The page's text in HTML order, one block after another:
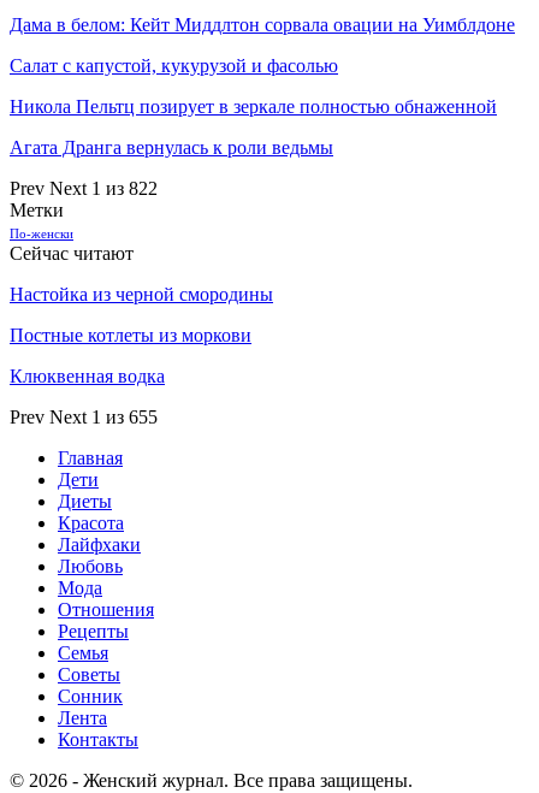
Дама в белом: Кейт Миддлтон сорвала овации на Уимблдоне
Салат с капустой, кукурузой и фасолью
Никола Пельтц позирует в зеркале полностью обнаженной
Агата Дранга вернулась к роли ведьмы
Prev Next 1 из 822
Метки
По-женски
Сейчас читают
Настойка из черной смородины
Постные котлеты из моркови
Клюквенная водка
Prev Next 1 из 655
Главная
Дети
Диеты
Красота
Лайфхаки
Любовь
Мода
Отношения
Рецепты
Семья
Советы
Сонник
Лента
Контакты
© 2026 - Женский журнал. Все права защищены.